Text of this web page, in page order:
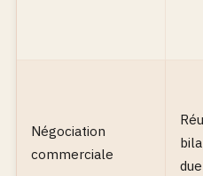
Négociation
commerciale